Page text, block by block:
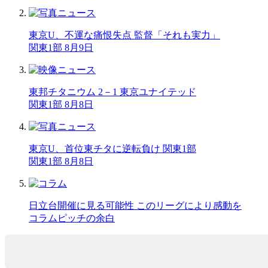
東京U、不運な痛恨失点 監督「それも実力」
関東1部 8月9日
東邦チタニウム 2－1 東京ユナイテッド
関東1部 8月8日
東京U、首位東チタに逆転負け 関東1部
関東1部 8月8日
日立台開催に見る可能性 このリーグにより感動を
コラム ピッチの余白